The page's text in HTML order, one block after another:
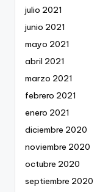
julio 2021
junio 2021
mayo 2021
abril 2021
marzo 2021
febrero 2021
enero 2021
diciembre 2020
noviembre 2020
octubre 2020
septiembre 2020